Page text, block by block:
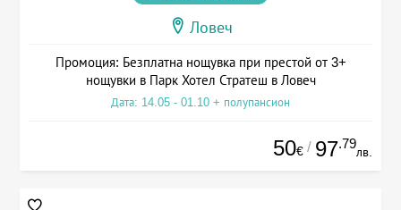
Ловеч
Промоция: Безплатна нощувка при престой от 3+
нощувки в Парк Хотел Стратеш в Ловеч
Дата: 14.05 - 01.10 + полупансион
50€ / 97.79
лв.